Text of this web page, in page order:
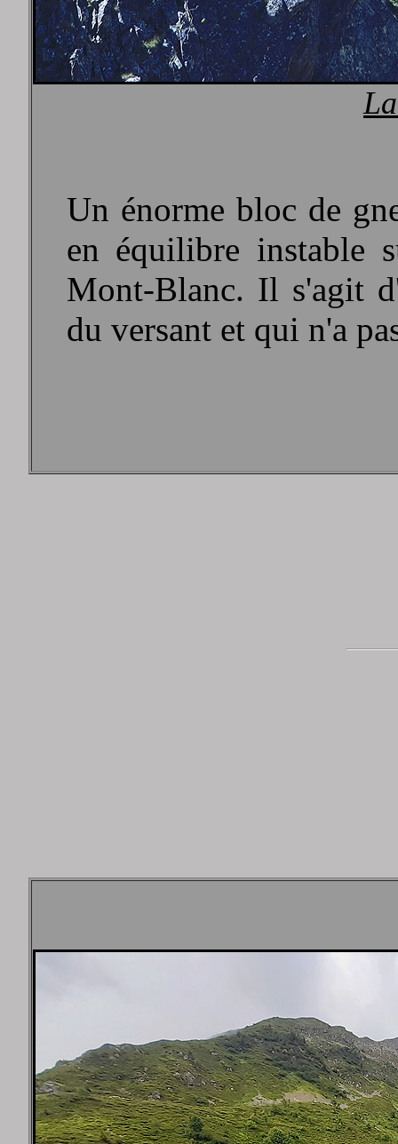
Un énorme bloc de
en équilibre instable
Mont-Blanc. Il s'agit
du versant et qui n'a